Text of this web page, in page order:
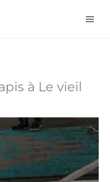
à Le vieil